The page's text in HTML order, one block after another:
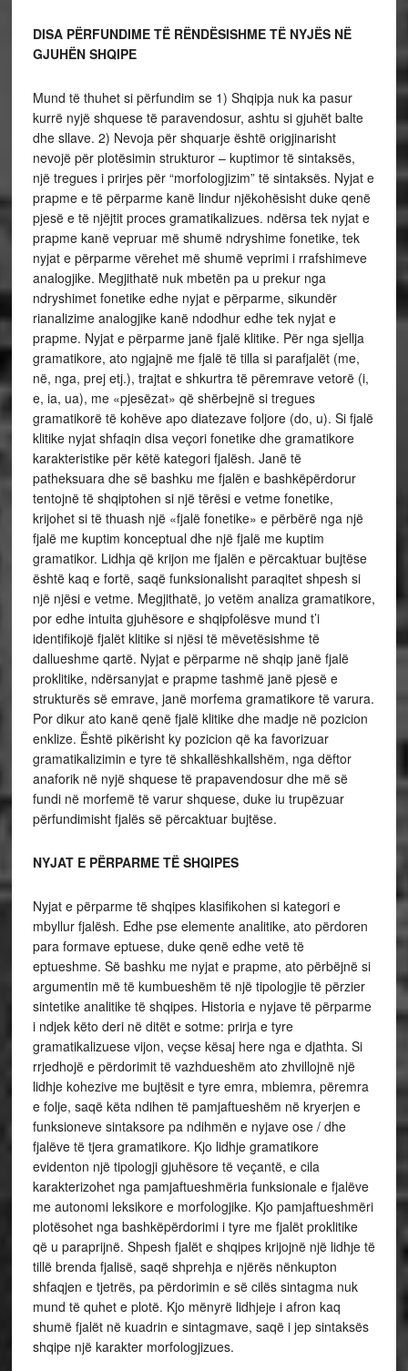
DISA PËRFUNDIME TË RËNDËSISHME TË NYJËS NË
GJUHËN SHQIPE
Mund të thuhet si përfundim se 1) Shqipja nuk ka pasur
kurrë nyjë shquese të paravendosur, ashtu si gjuhët balte
dhe sllave. 2) Nevoja për shquarje është origjinarisht
nevojë për plotësimin strukturor – kuptimor të sintaksës,
një tregues i prirjes për “morfologjizim” të sintaksës. Nyjat e
prapme e të përparme kanë lindur njëkohësisht duke qenë
pjesë e të njëjtit proces gramatikalizues. ndërsa tek nyjat e
prapme kanë vepruar më shumë ndryshime fonetike, tek
nyjat e përparme vërehet më shumë veprimi i rrafshimeve
analogjike. Megjithatë nuk mbetën pa u prekur nga
ndryshimet fonetike edhe nyjat e përparme, sikundër
rianalizime analogjike kanë ndodhur edhe tek nyjat e
prapme. Nyjat e përparme janë fjalë klitike. Për nga sjellja
gramatikore, ato ngjajnë me fjalë të tilla si parafjalët (me,
në, nga, prej etj.), trajtat e shkurtra të përemrave vetorë (i,
e, ia, ua), me «pjesëzat» që shërbejnë si tregues
gramatikorë të kohëve apo diatezave foljore (do, u). Si fjalë
klitike nyjat shfaqin disa veçori fonetike dhe gramatikore
karakteristike për këtë kategori fjalësh. Janë të
patheksuara dhe së bashku me fjalën e bashkëpërdorur
tentojnë të shqiptohen si një tërësi e vetme fonetike,
krijohet si të thuash një «fjalë fonetike» e përbërë nga një
fjalë me kuptim konceptual dhe një fjalë me kuptim
gramatikor. Lidhja që krijon me fjalën e përcaktuar bujtëse
është kaq e fortë, saqë funksionalisht paraqitet shpesh si
një njësi e vetme. Megjithatë, jo vetëm analiza gramatikore,
por edhe intuita gjuhësore e shqipfolësve mund t’i
identifikojë fjalët klitike si njësi të mëvetësishme të
dallueshme qartë. Nyjat e përparme në shqip janë fjalë
proklitike, ndërsanyjat e prapme tashmë janë pjesë e
strukturës së emrave, janë morfema gramatikore të varura.
Por dikur ato kanë qenë fjalë klitike dhe madje në pozicion
enklize. Është pikërisht ky pozicion që ka favorizuar
gramatikalizimin e tyre të shkallëshkallshëm, nga dëftor
anaforik në nyjë shquese të prapavendosur dhe më së
fundi në morfemë të varur shquese, duke iu trupëzuar
përfundimisht fjalës së përcaktuar bujtëse.
NYJAT E PËRPARME TË SHQIPES
Nyjat e përparme të shqipes klasifikohen si kategori e
mbyllur fjalësh. Edhe pse elemente analitike, ato përdoren
para formave eptuese, duke qenë edhe vetë të
eptueshme. Së bashku me nyjat e prapme, ato përbëjnë si
argumentin më të kumbueshëm të një tipologjie të përzier
sintetike analitike të shqipes. Historia e nyjave të përparme
i ndjek këto deri në ditët e sotme: prirja e tyre
gramatikalizuese vijon, veçse kësaj here nga e djathta. Si
rrjedhojë e përdorimit të vazhdueshëm ato zhvillojnë një
lidhje kohezive me bujtësit e tyre emra, mbiemra, përemra
e folje, saqë këta ndihen të pamjaftueshëm në kryerjen e
funksioneve sintaksore pa ndihmën e nyjave ose / dhe
fjalëve të tjera gramatikore. Kjo lidhje gramatikore
evidenton një tipologji gjuhësore të veçantë, e cila
karakterizohet nga pamjaftueshmëria funksionale e fjalëve
me autonomi leksikore e morfologjike. Kjo pamjaftueshmëri
plotësohet nga bashkëpërdorimi i tyre me fjalët proklitike
që u paraprijnë. Shpesh fjalët e shqipes krijojnë një lidhje të
tillë brenda fjalisë, saqë shprehja e njërës nënkupton
shfaqjen e tjetrës, pa përdorimin e së cilës sintagma nuk
mund të quhet e plotë. Kjo mënyrë lidhjeje i afron kaq
shumë fjalët në kuadrin e sintagmave, saqë i jep sintaksës
shqipe një karakter morfologjizues.